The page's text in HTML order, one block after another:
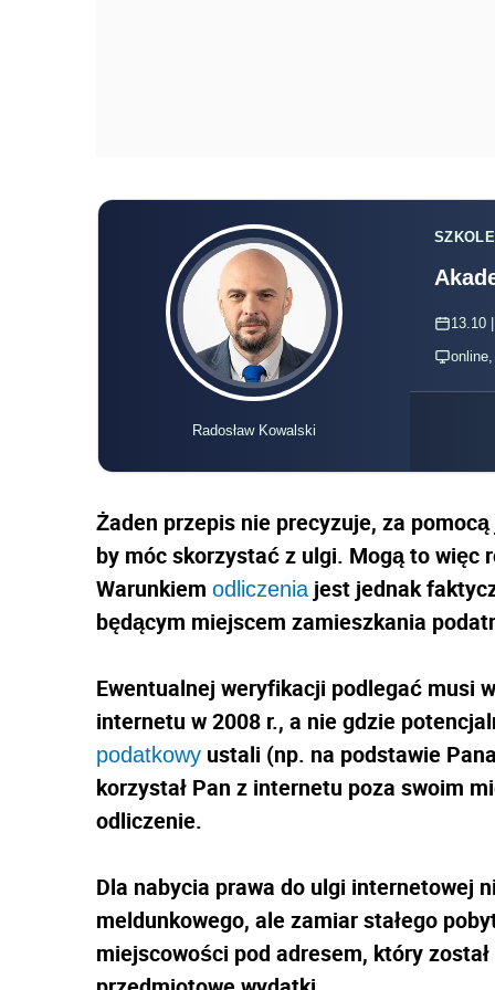
Radosław Kowalski
13.10
Żaden przepis nie precyzuje, za
by móc skorzystać z ulgi. Mogą to więc
Warunkiem odliczeniajest jednak
będącym miejscem zamieszkania
Ewentualnej weryfikacji podlegać musi
internetu w 2008 r., a nie gdzie
podatkowy ustali (np. na podstawie
korzystał Pan z internetu poza swoim
odliczenie.
Dla nabycia prawa do ulgi internetowej
meldunkowego, ale zamiar stałego
miejscowości pod adresem, który